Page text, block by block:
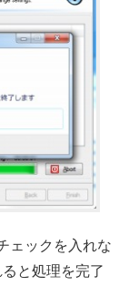
ェックを入れな
と処理を完了